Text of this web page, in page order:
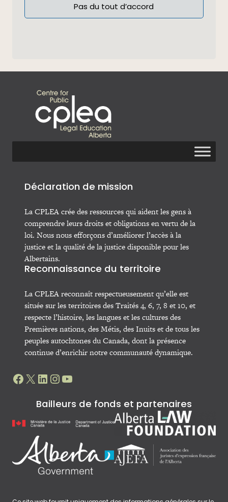
Pas du tout d’accord
Déclaration de mission
La CPLEA crée des ressources qui aident les gens à
comprendre leurs droits et obligations en vertu de la
loi. Nous nous efforçons d’améliorer l’accès à la
justice et la qualité de la justice disponible pour les
Albertains.
Reconnaissance du territoire
La CPLEA reconnaît respectueusement qu’elle est
située sur les territoires des Traités 4, 6, 7, 8 et 10, et
respecte l’histoire, les langues et les cultures des
Premières nations, des Métis, des Inuits et de tous les
peuples autochtones du Canada, dont la présence
continue d’enrichir notre communauté dynamique.
Facebook
X LinkedIn
Instagram
YouTube
Bailleurs de fonds et partenaires